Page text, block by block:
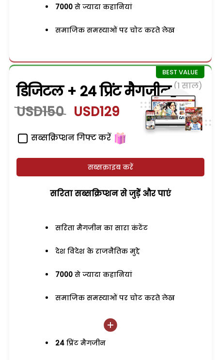
7000 से ज्यादा कहानियां
समाजिक समस्याओं पर चोट करते लेख
डिजिटल + 24 प्रिंट मैगजीन (1 साल)
USD150 USD129
सब्सक्रिप्शन गिफ्ट करें
सब्सक्राइब करें
सरिता सब्सक्रिप्शन से जुड़ेें और पाएं
सरिता मैगजीन का सारा कंटेंट
देश विदेश के राजनैतिक मुद्दे
7000 से ज्यादा कहानियां
समाजिक समस्याओं पर चोट करते लेख
24 प्रिंट मैगजीन